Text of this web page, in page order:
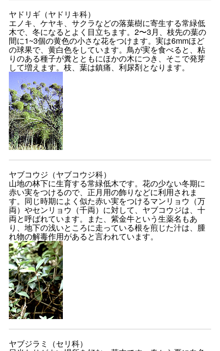
ヤドリギ（ヤドリキ科）
エノキ、ケヤキ、サクラなどの落葉樹に寄生する常緑低
木で、冬になるとよく目立ちます。2〜3月、枝先の葉の
間に1~3個の黄色の小さな花をつけます。実は6mmほど
の球果で、黄白色をしています。鳥が実を食べると、粘
りのある種子が糞とともにほかの木につき、そこで発芽
して増えます。枝、葉は鎮痛、利尿剤となります。
ヤブコウジ（ヤブコウジ科）
山地の林下に生育する常緑低木です。花の少ない冬期に
赤い実をつけるので、正月用の飾りなどに利用されま
す。同じ時期によく似た赤い実をつけるマンリョウ（万
両）やセンリョウ（千両）に対して、ヤブコウジは、十
両と呼ばれています。また、紫金牛という生薬名もあ
り、地下の浅いところに走っている根を煎じた汁は、腫
れ物の解毒作用があると言われています。
ヤブジラミ（セリ科）